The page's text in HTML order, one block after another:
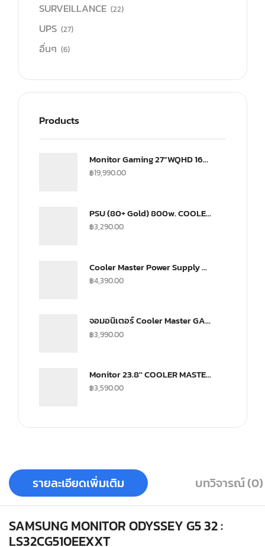
SURVEILLANCE (22)
UPS (27)
อื่นๆ (6)
Products
Monitor Gaming 27”WQHD 165Hz ultra-IPS Monitor(US) (CMI-GP27-FQS-US)
฿19,990.00
PSU (80+ Gold) 800w. COOLER MASTER G800 (MPW-8001-ACAAG)
฿3,290.00
Cooler Master Power Supply V SFX 750Watt Fully Modular A/EU Cable Gold
฿4,390.00
จอมอนิเตอร์ Cooler Master GA2501 Gaming Monitor (IPS 100Hz)
฿3,990.00
Monitor 23.8'' COOLER MASTER GA241
฿3,590.00
รายละเอียดเพิ่มเติม บทวิจารณ์ (0)
SAMSUNG MONITOR ODYSSEY G5 32 :
LS32CG510EEXXT